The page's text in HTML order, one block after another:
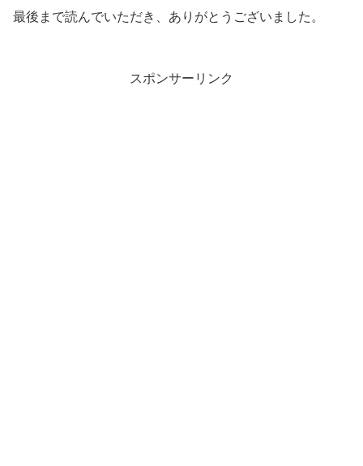
最後まで読んでいただき、ありがとうございました。
スポンサーリンク